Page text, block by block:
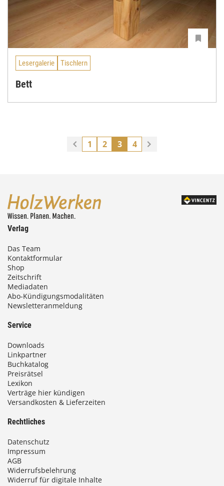
Lesergalerie Tischlern
Bett
1 2 3 4
Verlag
Das Team
Kontaktformular
Shop
Zeitschrift
Mediadaten
Abo-Kündigungsmodalitäten
Newsletteranmeldung
Service
Downloads
Linkpartner
Buchkatalog
Preisrätsel
Lexikon
Verträge hier kündigen
Versandkosten & Lieferzeiten
Rechtliches
Datenschutz
Impressum
AGB
Widerrufsbelehrung
Widerruf für digitale Inhalte